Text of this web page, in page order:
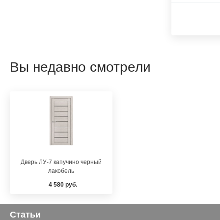
Вы недавно смотрели
Дверь ЛУ-7 капучино черный
лакобель
4 580 руб.
Статьи